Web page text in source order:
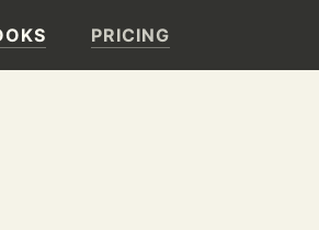
PRICING